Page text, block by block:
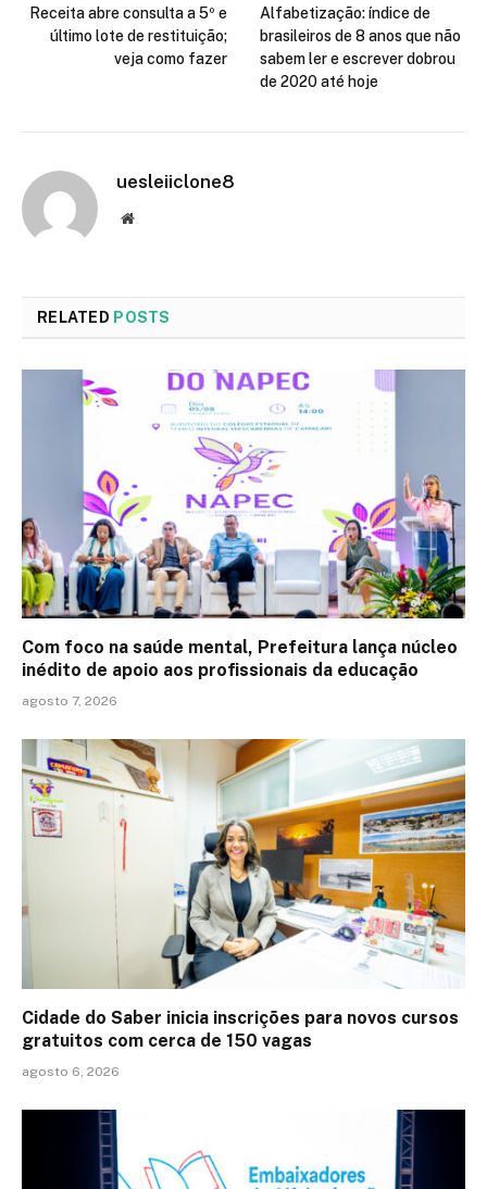
Receita abre consulta a 5º e
último lote de restituição;
veja como fazer
Alfabetização: índice de
brasileiros de 8 anos que não
sabem ler e escrever dobrou
de 2020 até hoje
uesleiiclone8
Website
RELATED POSTS
Com foco na saúde mental, Prefeitura lança núcleo
inédito de apoio aos profissionais da educação
agosto 7, 2026
Cidade do Saber inicia inscrições para novos cursos
gratuitos com cerca de 150 vagas
agosto 6, 2026